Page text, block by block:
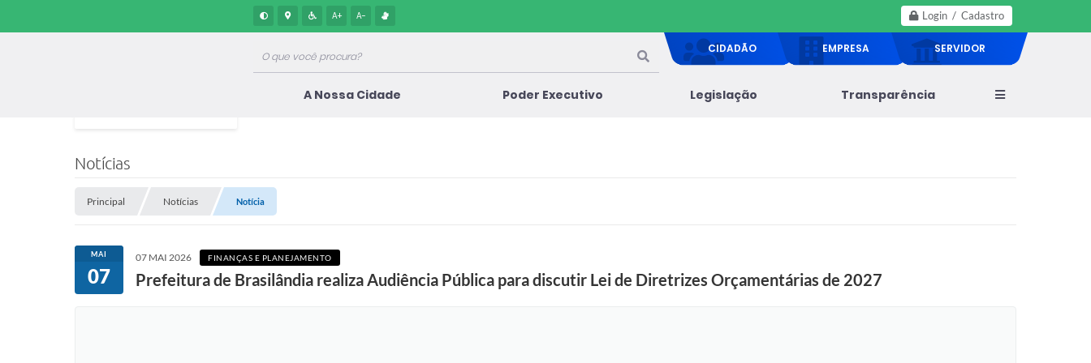
Login / Cadastro
A+ A-
CIDADÃO EMPRESA SERVIDOR
A Nossa Cidade Poder Executivo Legislação Transparência
Notícias
Principal Notícias Notícia
MAI
07
07 MAI 2026 FINANÇAS E PLANEJAMENTO
Prefeitura de Brasilândia realiza Audiência Pública para discutir Lei de Diretrizes Orçamentárias de 2027
o
d